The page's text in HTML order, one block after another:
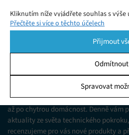
Kliknutím níže vyjádřete souhlas s
podrobnější rozhodnutí. Vaše volby
pomocí přepínačů v Zásadách cookies
Spravovat souhlas ve spodní části
Ukládání a/nebo přístup k informacím
publiku prostřednictvím statistik
různých zdrojů.
Přečtěte si více o těchto účelech
Přijmout
Odmítnout
Spravovat
Jsme web zajímající se o technologické
od mobilních telefonů, přes domácí
až po chytrou domácnost. Denně vám
aktuality ze světa technického pokroku,
recenzujeme pro vás nové produkty a